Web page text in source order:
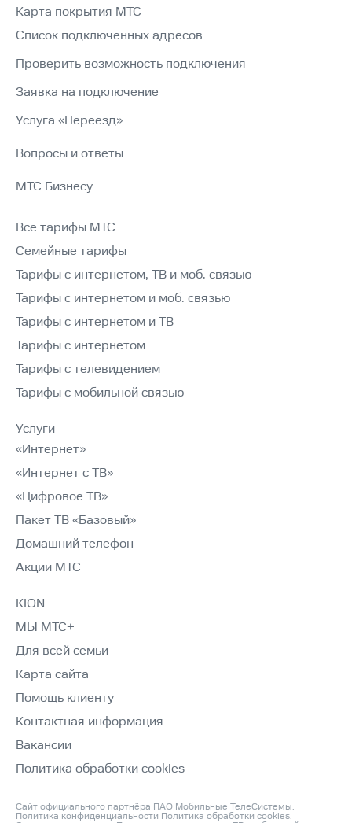
Карта покрытия МТС
Список подключенных адресов
Проверить возможность подключения
Заявка на подключение
Услуга «Переезд»
Вопросы и ответы
МТС Бизнесу
Все тарифы МТС
Семейные тарифы
Тарифы с интернетом, ТВ и моб. связью
Тарифы с интернетом и моб. связью
Тарифы с интернетом и ТВ
Тарифы с интернетом
Тарифы с телевидением
Тарифы с мобильной связью
Услуги
«Интернет»
«Интернет с ТВ»
«Цифровое ТВ»
Пакет ТВ «Базовый»
Домашний телефон
Акции МТС
KION
МЫ МТС+
Для всей семьи
Карта сайта
Помощь клиенту
Контактная информация
Вакансии
Политика обработки cookies
Сайт официального партнёра ПАО Мобильные ТелеСистемы.
Политика конфиденциальности Политика обработки cookies.